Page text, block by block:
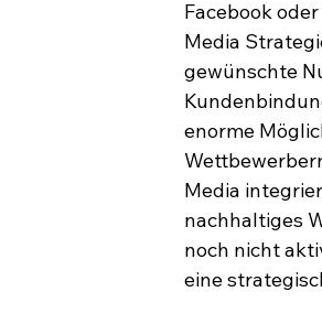
Facebook
Media
gewünschte
enorme
Media
nachhaltiges
noch nicht
eine